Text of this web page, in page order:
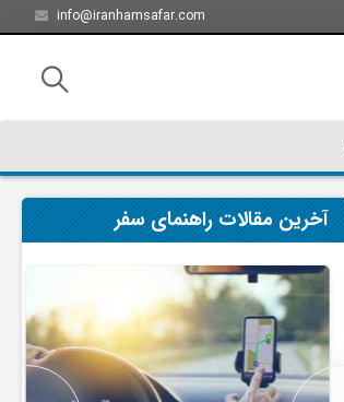
info@iranhamsafar.com
آخرین مقالات راهنمای سفر